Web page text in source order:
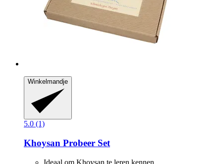
Winkelmandje
5.0 (1)
Khoysan Probeer Set
Ideaal om Khoysan te leren kennen